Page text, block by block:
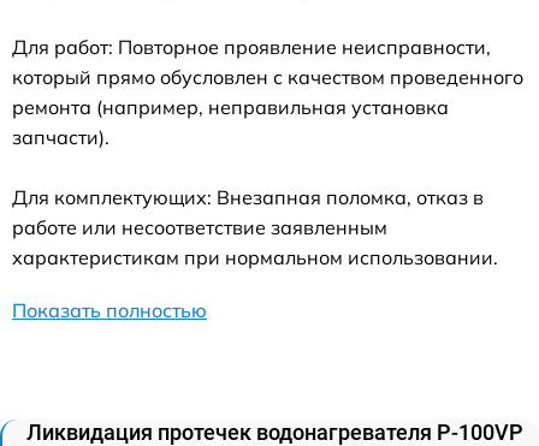
Для работ: Повторное проявление неисправности,
который прямо обусловлен с качеством проведенного
ремонта (например, неправильная установка
запчасти).
Для комплектующих: Внезапная поломка, отказ в
работе или несоответствие заявленным
характеристикам при нормальном использовании.
Показать полностью
Ликвидация протечек водонагревателя P-100VP